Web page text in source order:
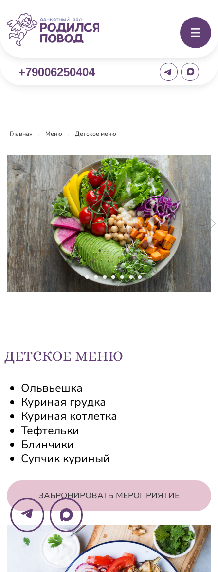
Главная → Меню → Детское меню
ДЕТСКОЕ МЕНЮ
ЗАБРОНИРОВАТЬ МЕРОПРИЯТИЕ
Ольвьешка
Куриная грудка
Оставьте заявку и наши менеджеры свяжутся
с вами